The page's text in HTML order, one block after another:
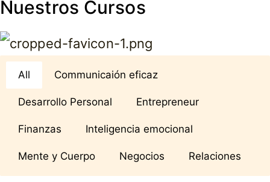
Nuestros Cursos
All Communicaión eficaz
Desarrollo Personal Entrepreneur
Finanzas Inteligencia emocional
Mente y Cuerpo Negocios Relaciones